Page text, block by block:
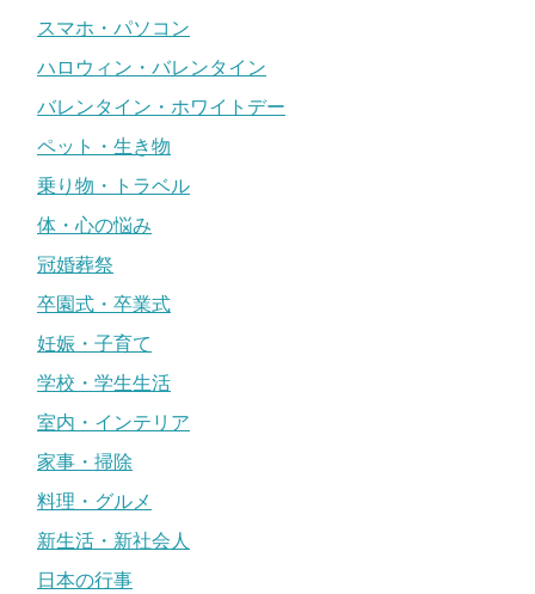
スマホ・パソコン
ハロウィン・バレンタイン
バレンタイン・ホワイトデー
ペット・生き物
乗り物・トラベル
体・心の悩み
冠婚葬祭
卒園式・卒業式
妊娠・子育て
学校・学生生活
室内・インテリア
家事・掃除
料理・グルメ
新生活・新社会人
日本の行事